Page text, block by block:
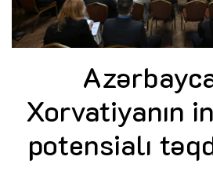
Xorvatiyanın
potensialı